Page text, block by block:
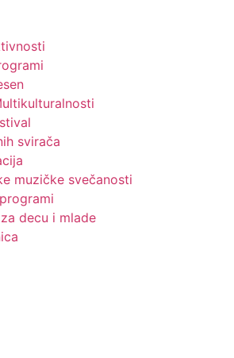
svirača
muzičke svečanosti
decu i mlade